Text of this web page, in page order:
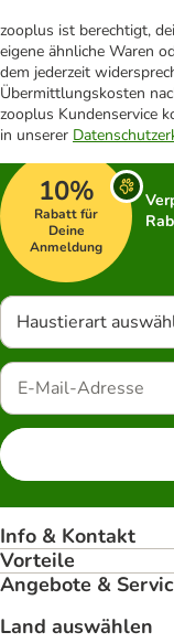
zooplus ist berechtigt,
eigene ähnliche Waren
dem jederzeit
Übermittlungskosten
zooplus Kundenservice
in unserer
10%
Rabatt für
Deine
Anmeldung
Haustierart
Info & Kontakt
Vorteile
Angebote &
Land auswählen